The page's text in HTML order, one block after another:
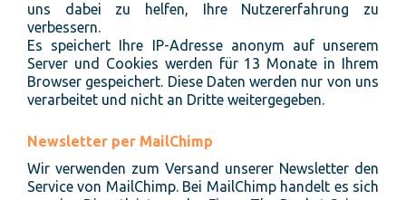
uns dabei zu helfen, Ihre Nutzererfahrung zu
verbessern.
Es speichert Ihre IP-Adresse anonym auf unserem
Server und Cookies werden für 13 Monate in Ihrem
Browser gespeichert. Diese Daten werden nur von uns
verarbeitet und nicht an Dritte weitergegeben.
Newsletter per MailChimp
Wir verwenden zum Versand unserer Newsletter den
Service von MailChimp. Bei MailChimp handelt es sich